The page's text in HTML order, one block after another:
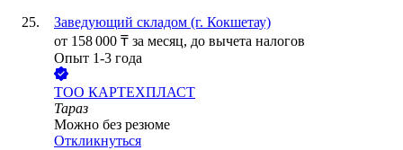
Заведующий складом (г. Кокшетау)
от 158 000 ₸ за месяц, до вычета налогов
Опыт 1-3 года
ТОО КАРТЕХПЛАСТ
Тараз
Можно без резюме
Откликнуться